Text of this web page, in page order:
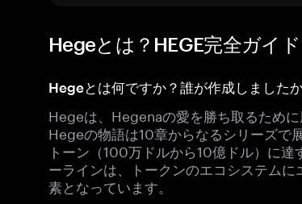
Hegeとは？HEGE完全ガイド
Hegeとは何ですか？誰が作成しました
Hegeは、Hegenaの愛を勝ち取るために
Hegeの物語は10章からなるシリーズで
トーン（100万ドルから10億ドル）に
ーラインは、トークンのエコシステム
素となっています。